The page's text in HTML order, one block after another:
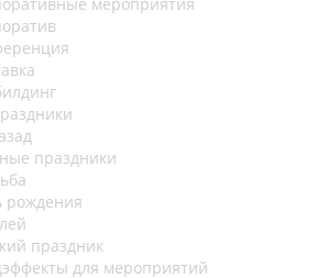
праздники
рождения
праздник
для мероприятий